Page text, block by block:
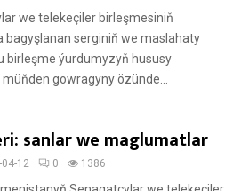
we telekeçiler birleşmesiniň
bagyşlanan serginiň we maslahaty
birleşme ýurdumyzyň hususy
gowragyny özünde...
sanlar we maglumatlar
12 0 1386